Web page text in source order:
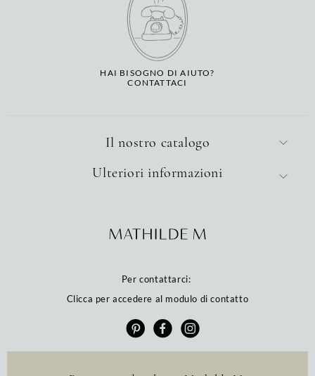
HAI BISOGNO DI AIUTO?
CONTATTACI
Il nostro catalogo
Per contattarci:
Clicca per accedere al modulo di contatto
Ulteriori informazioni